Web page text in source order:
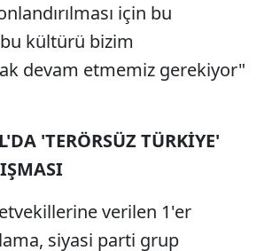
için bu
bu kültürü bizim
devam etmemiz gerekiyor"
'TERÖRSÜZ TÜRKİYE'
verilen 1'er
siyasi parti grup